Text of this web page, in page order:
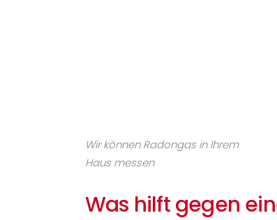
Wir können Radongas in Ihrem
Haus messen
Was hilft gegen